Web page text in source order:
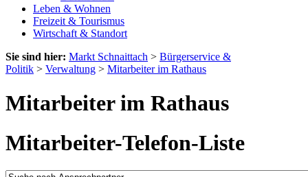
Leben & Wohnen
Freizeit & Tourismus
Wirtschaft & Standort
Sie sind hier: Markt Schnaittach > Bürgerservice &
Politik > Verwaltung > Mitarbeiter im Rathaus
Mitarbeiter im Rathaus
Mitarbeiter-Telefon-Liste